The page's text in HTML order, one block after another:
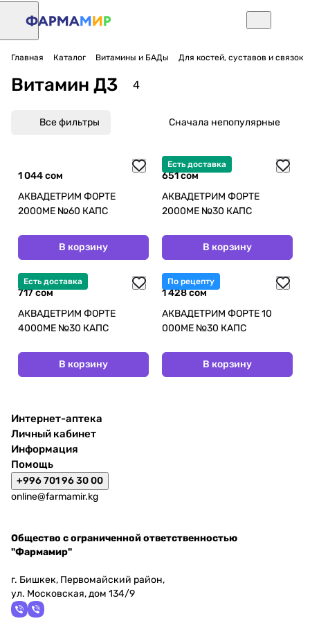
Главная Каталог Витамины и БАДы Для костей, суставов и связок
Витамин Д3 4
Все фильтры Сначала непопулярные
1 044 сом
АКВАДЕТРИМ ФОРТЕ
2000МЕ №60 КАПС
В корзину
Есть доставка
651 сом
АКВАДЕТРИМ ФОРТЕ
2000МЕ №30 КАПС
В корзину
Есть доставка
717 сом
АКВАДЕТРИМ ФОРТЕ
4000МЕ №30 КАПС
В корзину
По рецепту
1 428 сом
АКВАДЕТРИМ ФОРТЕ 10
000МЕ №30 КАПС
В корзину
Интернет-аптека
Личный кабинет
Информация
Помощь
+996 701 96 30 00
online@farmamir.kg
Общество с ограниченной ответственностью
"Фармамир"
г. Бишкек, Первомайский район,
ул. Московская, дом 134/9